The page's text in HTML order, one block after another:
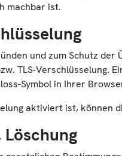
machbar ist.
und zum Schutz
TLS-Verschlüsselung.
Symbol in Ihrer
aktiviert ist,